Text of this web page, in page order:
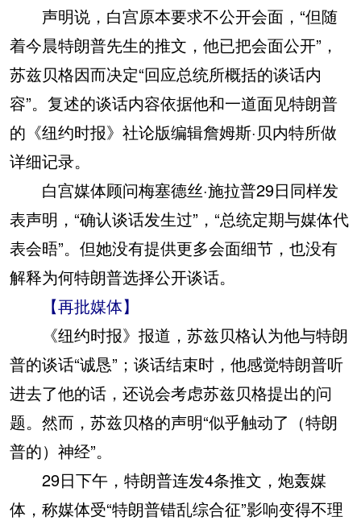
声明说，白宫原本要求不公开会面，“但随
着今晨特朗普先生的推文，他已把会面公开”，
苏兹贝格因而决定“回应总统所概括的谈话内
容”。复述的谈话内容依据他和一道面见特朗普
的《纽约时报》社论版编辑詹姆斯·贝内特所做
详细记录。
白宫媒体顾问梅塞德丝·施拉普29日同样发
表声明，“确认谈话发生过”，“总统定期与媒体代
表会晤”。但她没有提供更多会面细节，也没有
解释为何特朗普选择公开谈话。
【再批媒体】
《纽约时报》报道，苏兹贝格认为他与特朗
普的谈话“诚恳”；谈话结束时，他感觉特朗普听
进去了他的话，还说会考虑苏兹贝格提出的问
题。然而，苏兹贝格的声明“似乎触动了（特朗
普的）神经”。
29日下午，特朗普连发4条推文，炮轰媒
体，称媒体受“特朗普错乱综合征”影响变得不理